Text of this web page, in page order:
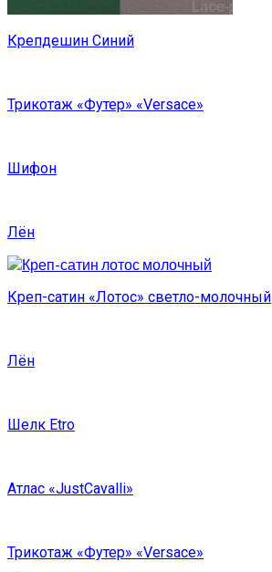
Крепдешин Синий
Трикотаж «Футер» «Versace»
Шифон
Лён
Креп-сатин «Лотос» светло-молочный
Лён
Шелк Etro
Атлас «JustCavalli»
Трикотаж «Футер» «Versace»